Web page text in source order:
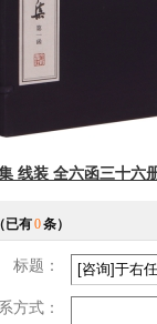
线装 全六函三十六
（已有0条）
标题：
方式：